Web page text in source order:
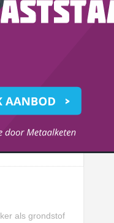
als grondstof